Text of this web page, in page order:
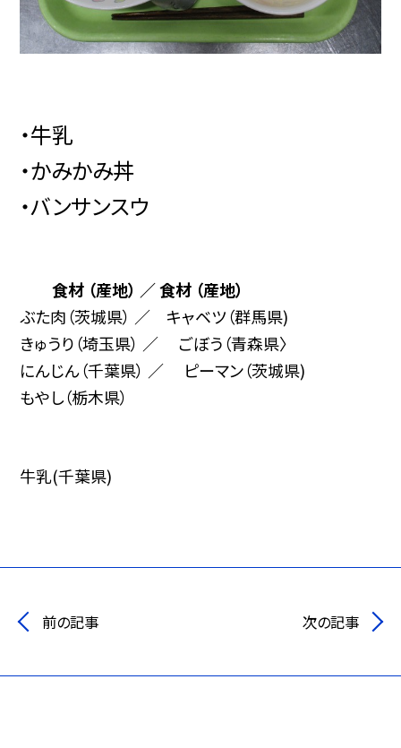
・牛乳
・かみかみ丼
・バンサンスウ
食材 （産地） ／ 食材 （産地）
ぶた肉（茨城県） ／ キャベツ（群馬県)
きゅうり（埼玉県） ／ ごぼう（青森県〉
にんじん（千葉県） ／ ピーマン（茨城県)
もやし（栃木県）
牛乳(千葉県)
前の記事 次の記事